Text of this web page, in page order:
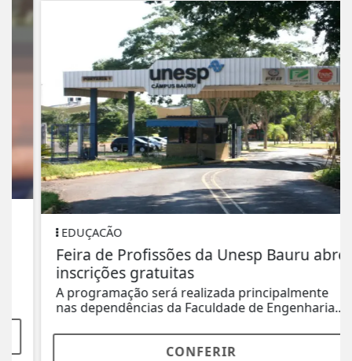
EDUÇACÃO
Feira de Profissões da Unesp Bauru abre
inscrições gratuitas
A programação será realizada principalmente
nas dependências da Faculdade de Engenharia...
CONFERIR